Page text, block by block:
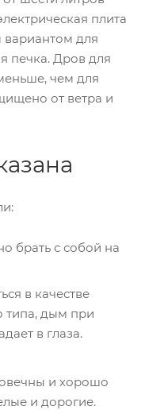
плита
для
печка. Дров для
чем для
от ветра и
брать с собой на
в качестве
типа, дым при
в глаза.
и хорошо
и дорогие.